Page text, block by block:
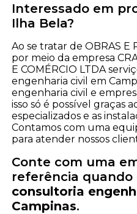
Interessado em
Ilha Bela?
Ao se tratar de OBRAS E
por meio da empresa
E COMÉRCIO LTDA
engenharia civil em
engenharia civil e
isso só é possível graças
especializados e as
Contamos com uma
para atender nossos
Conte com uma
referência quando
consultoria
Campinas.